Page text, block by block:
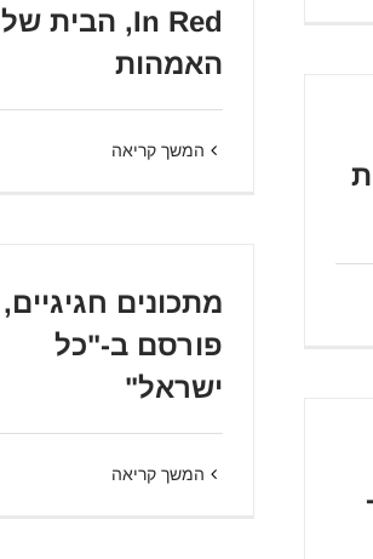
In Red, הבית של
האמהות
המשך קריאה
מתכונים חגיגיים,
פורסם ב-"כל
ישראל"
המשך קריאה